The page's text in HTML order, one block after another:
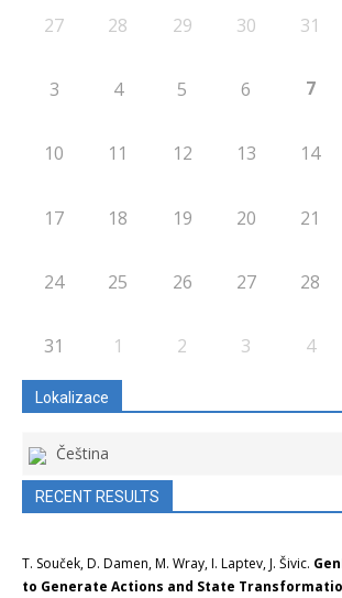
27 28 29 30 31
3 4 5 6 7
10 11 12 13 14
17 18 19 20 21
24 25 26 27 28
31 1 2 3 4
Lokalizace
Čeština
RECENT RESULTS
T. Souček, D. Damen, M. Wray, I. Laptev, J. Šivic.
to Generate Actions and State